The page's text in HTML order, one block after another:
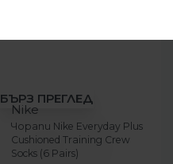
-20%
БЪРЗ ПРЕГЛЕД
Nike
Чорапи Nike Everyday Plus
Cushioned Training Crew
Socks (6 Pairs)